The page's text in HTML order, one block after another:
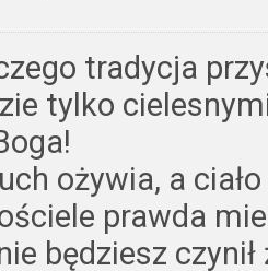
tradycja
tylko
ożywia, a
prawda
będziesz